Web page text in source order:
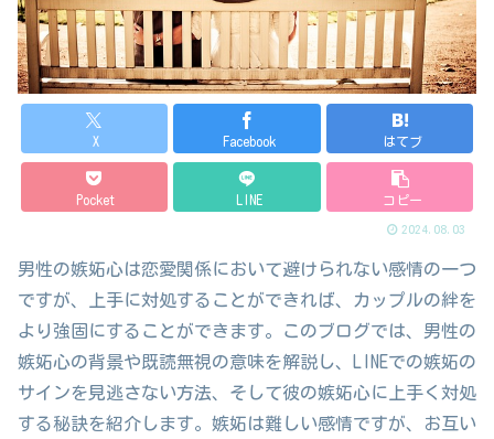
X Facebook はてブ
Pocket LINE コピー
2024.08.03
男性の嫉妬心は恋愛関係において避けられない感情の一つ
ですが、上手に対処することができれば、カップルの絆を
より強固にすることができます。このブログでは、男性の
嫉妬心の背景や既読無視の意味を解説し、LINEでの嫉妬の
サインを見逃さない方法、そして彼の嫉妬心に上手く対処
する秘訣を紹介します。嫉妬は難しい感情ですが、お互い